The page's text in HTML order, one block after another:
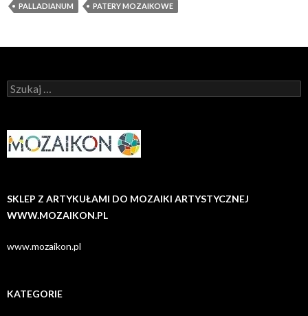
PALLADIANUM
PATERY MOZAIKOWE
Szukaj:
SKLEP Z ARTYKUŁAMI DO MOZAIKI ARTYSTYCZNEJ
WWW.MOZAIKON.PL
www.mozaikon.pl
KATEGORIE